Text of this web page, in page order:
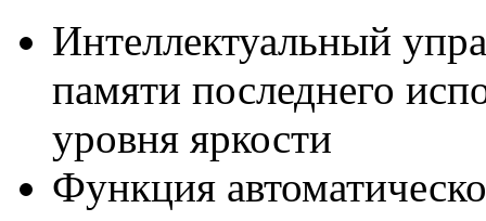
Интеллектуальный
памяти последнего
уровня яркости
Функция